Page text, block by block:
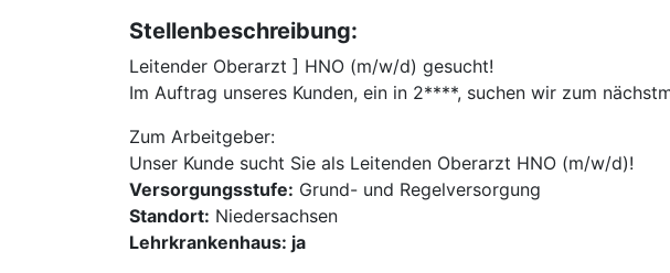
Stellenbeschreibung:
Leitender Oberarzt ] HNO (m/w/d) gesucht!
Im Auftrag unseres Kunden, ein in 2****, suchen wir zum
Zum Arbeitgeber:
Unser Kunde sucht Sie als Leitenden Oberarzt HNO (m/w/d)!
Versorgungsstufe: Grund- und Regelversorgung
Standort: Niedersachsen
Lehrkrankenhaus: ja